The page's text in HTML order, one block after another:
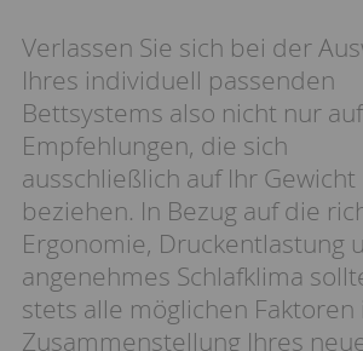
Verlassen Sie sich bei der
Ihres individuell passenden
Bettsystems also nicht nur auf
Empfehlungen, die sich
ausschließlich auf Ihr Gewicht
beziehen. In Bezug auf die
Ergonomie, Druckentlastung
angenehmes Schlafklima
stets alle möglichen Faktoren
Zusammenstellung Ihres